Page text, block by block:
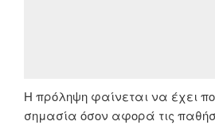
Η πρόληψη φαίνεται να έχει
σημασία όσον αφορά τις